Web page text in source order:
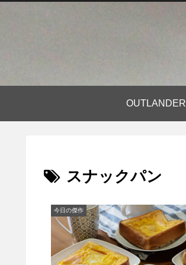
OUTLANDER
スナックパン
今日の傑作